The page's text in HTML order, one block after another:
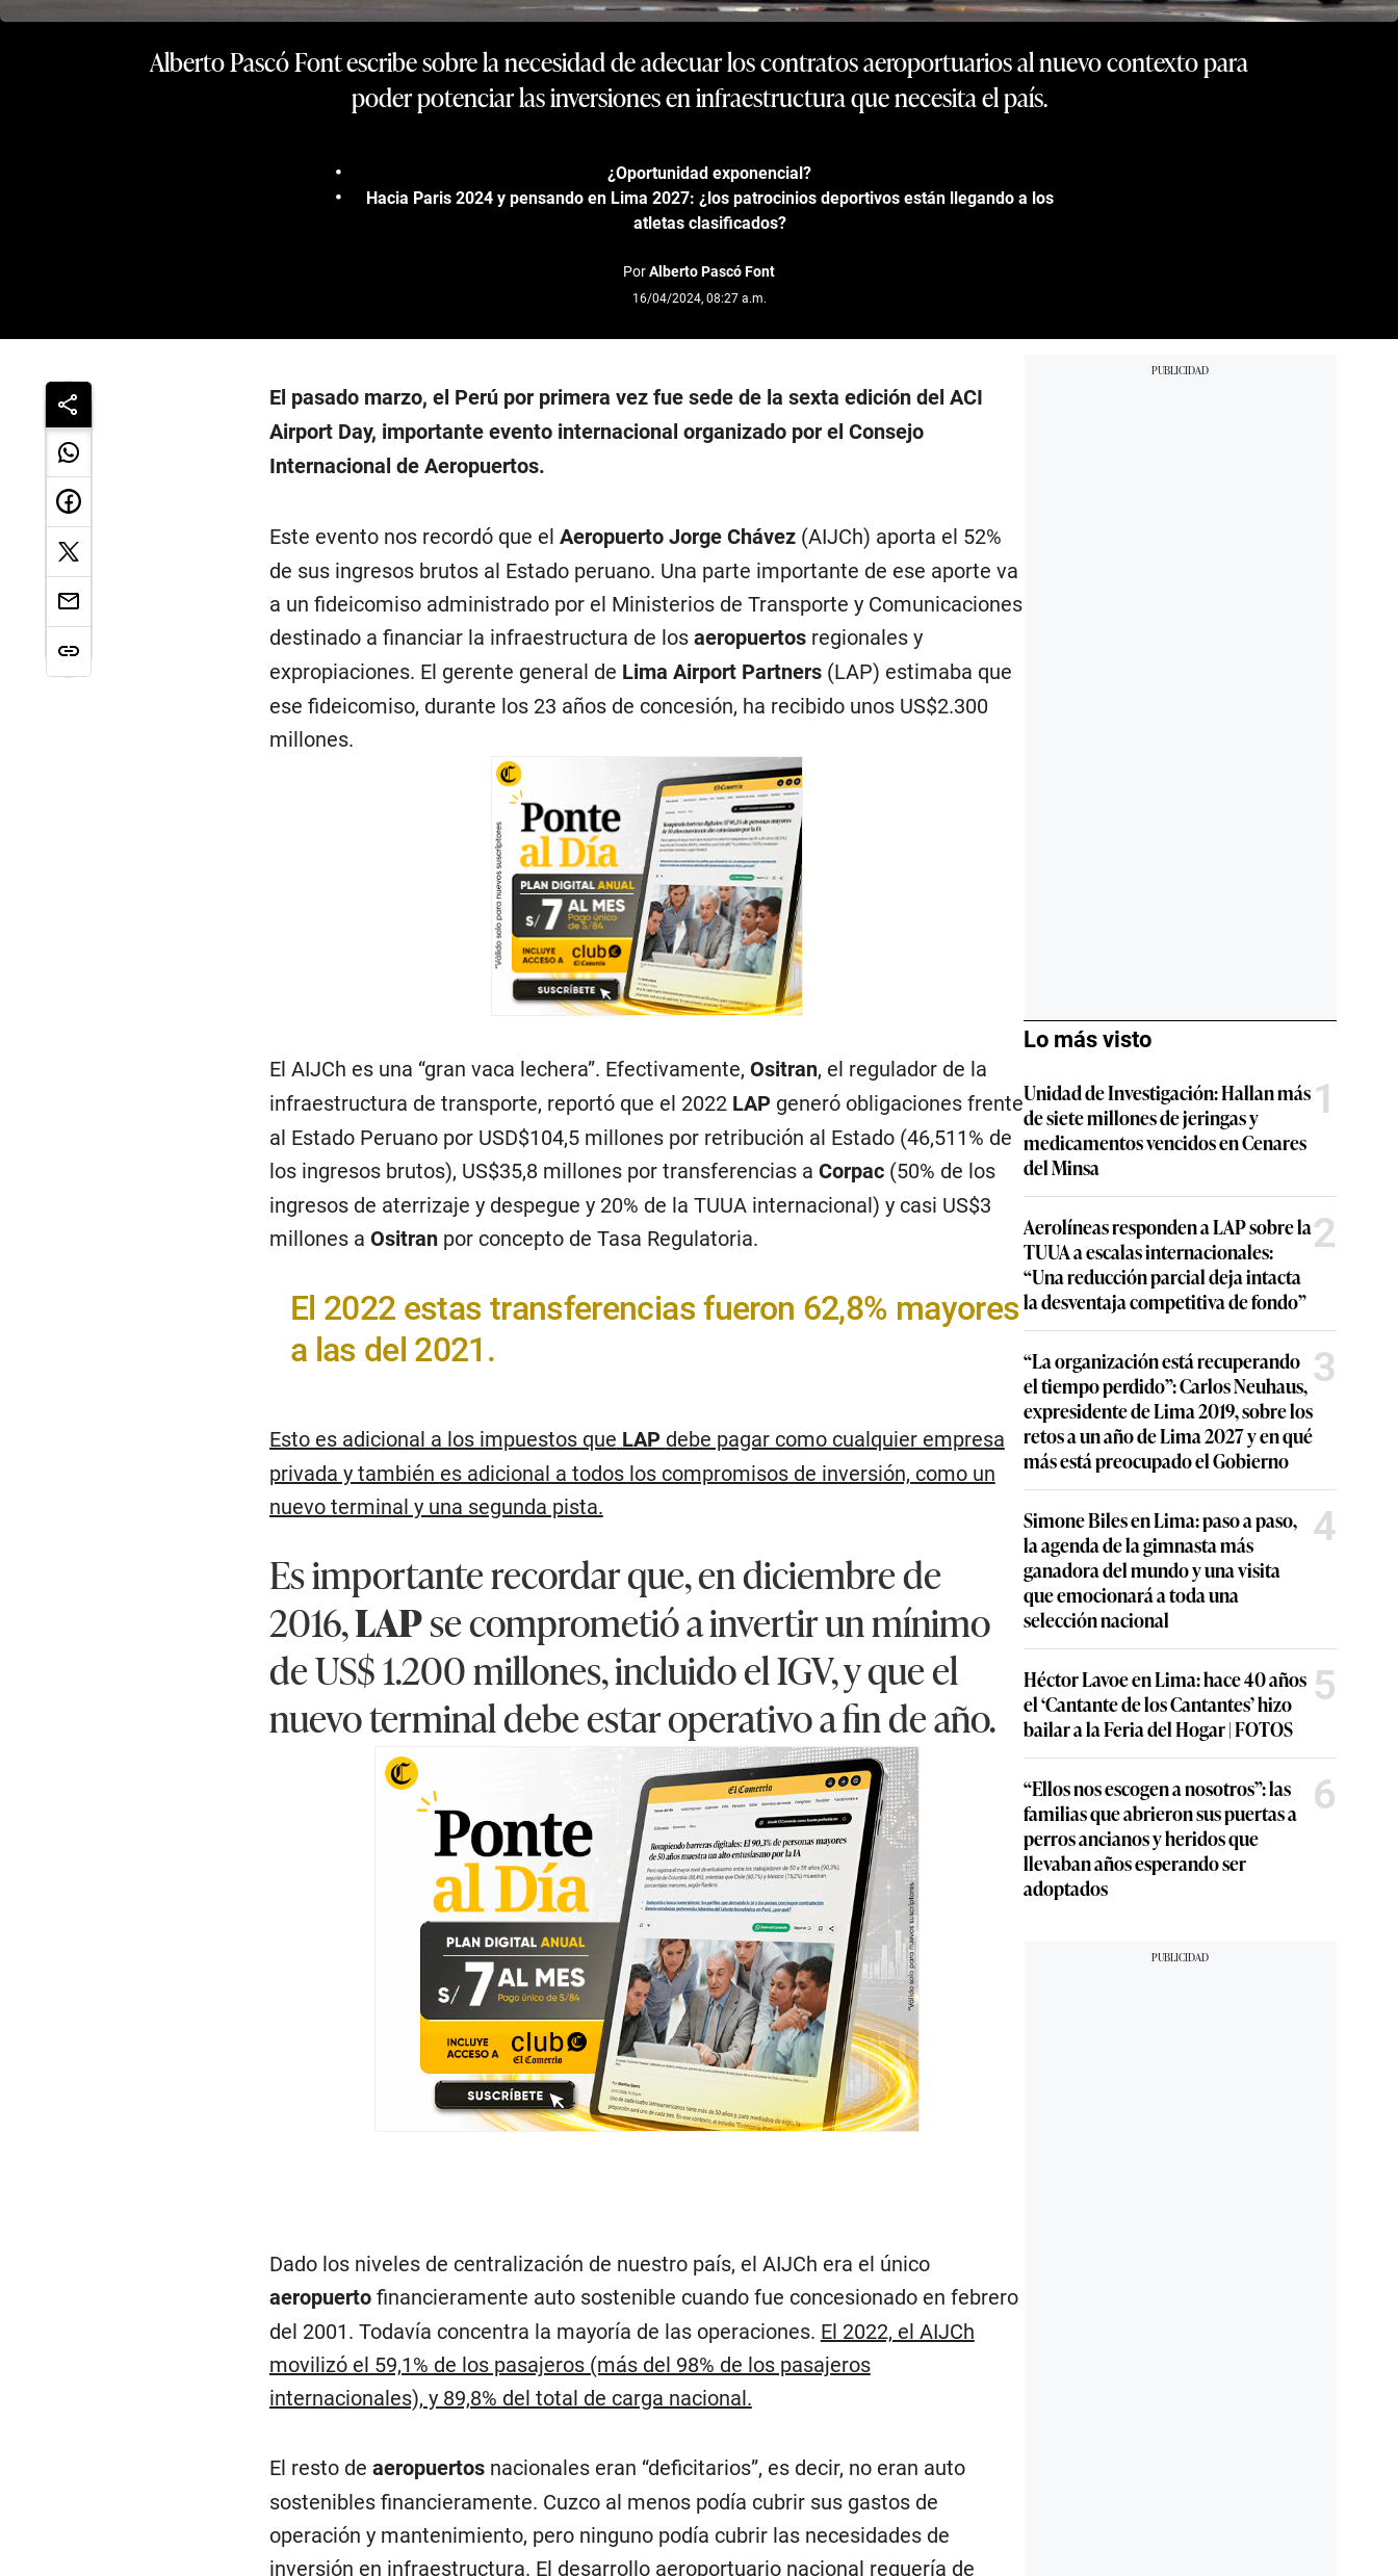
Alberto Pascó Font escribe sobre la necesidad de adecuar los contratos aeroportuarios al nuevo contexto para
poder potenciar las inversiones en infraestructura que necesita el país.
¿Oportunidad exponencial?
Hacia Paris 2024 y pensando en Lima 2027: ¿los patrocinios deportivos están llegando a los
atletas clasificados?
PorAlberto Pascó Font
16/04/2024, 08:27 a.m.
El pasado marzo, el Perú por primera vez fue sede de la sexta edición del ACI
Airport Day, importante evento internacional organizado por el Consejo
Internacional de Aeropuertos.
Este evento nos recordó que el Aeropuerto Jorge Chávez(AIJCh) aporta el 52%
de sus ingresos brutos al Estado peruano. Una parte importante de ese aporte va
a un fideicomiso administrado por el Ministerios de Transporte y Comunicaciones
destinado a financiar la infraestructura de los aeropuertos regionales y
expropiaciones. El gerente general de Lima Airport Partners(LAP) estimaba que
ese fideicomiso, durante los 23 años de concesión, ha recibido unos US$2.300
millones.
El AIJCh es una “gran vaca lechera”. Efectivamente, Ositran, el regulador de la
infraestructura de transporte, reportó que el 2022 LAPgeneró obligaciones frente
al Estado Peruano por USD$104,5 millones por retribución al Estado (46,511% de
los ingresos brutos), US$35,8 millones por transferencias a Corpac(50% de los
ingresos de aterrizaje y despegue y 20% de la TUUA internacional) y casi US$3
millones a Ositranpor concepto de Tasa Regulatoria.
El 2022 estas transferencias fueron 62,8% mayores
a las del 2021.
Esto es adicional a los impuestos que LAP debe pagar como cualquier empresa
privada y también es adicional a todos los compromisos de inversión, como un
nuevo terminal y una segunda pista.
Es importante recordar que, en diciembre de
2016,LAPse comprometió a invertir un mínimo
de US$ 1.200 millones, incluido el IGV, y que el
nuevo terminal debe estar operativo a fin de año.
Dado los niveles de centralización de nuestro país, el AIJCh era el único
aeropuertofinancieramente auto sostenible cuando fue concesionado en febrero
del 2001. Todavía concentra la mayoría de las operaciones. El 2022, el AIJCh
movilizó el 59,1% de los pasajeros (más del 98% de los pasajeros
internacionales), y 89,8% del total de carga nacional.
El resto de aeropuertos nacionales eran “deficitarios”, es decir, no eran auto
sostenibles financieramente. Cuzco al menos podía cubrir sus gastos de
operación y mantenimiento, pero ninguno podía cubrir las necesidades de
inversión en infraestructura. El desarrollo aeroportuario nacional requería de
Lo más visto
Unidad de Investigación: Hallan más
de siete millones de jeringas y
medicamentos vencidos en Cenares
del Minsa
1
Aerolíneas responden a LAP sobre la
TUUA a escalas internacionales:
“Una reducción parcial deja intacta
la desventaja competitiva de fondo”
2
“La organización está recuperando
el tiempo perdido”: Carlos Neuhaus,
expresidente de Lima 2019, sobre los
retos a un año de Lima 2027 y en qué
más está preocupado el Gobierno
3
Simone Biles en Lima: paso a paso,
la agenda de la gimnasta más
ganadora del mundo y una visita
que emocionará a toda una
selección nacional
4
Héctor Lavoe en Lima: hace 40 años
el ‘Cantante de los Cantantes’ hizo
bailar a la Feria del Hogar | FOTOS
5
“Ellos nos escogen a nosotros”: las
familias que abrieron sus puertas a
perros ancianos y heridos que
llevaban años esperando ser
adoptados
6